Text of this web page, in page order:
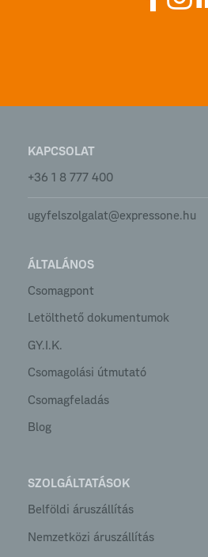
KAPCSOLAT
+36 1 8 777 400
ugyfelszolgalat@expressone.hu
ÁLTALÁNOS
Csomagpont
Letölthető dokumentumok
GY.I.K.
Csomagolási útmutató
Csomagfeladás
Blog
SZOLGÁLTATÁSOK
Belföldi áruszállítás
Nemzetközi áruszállítás